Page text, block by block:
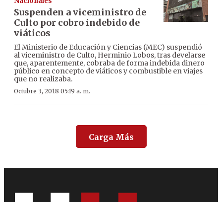
Suspenden a viceministro de
Culto por cobro indebido de
viáticos
El Ministerio de Educación y Ciencias (MEC) suspendió
al viceministro de Culto, Herminio Lobos, tras develarse
que, aparentemente, cobraba de forma indebida dinero
público en concepto de viáticos y combustible en viajes
que no realizaba.
Octubre 3, 2018 05:19 a. m.
Carga Más